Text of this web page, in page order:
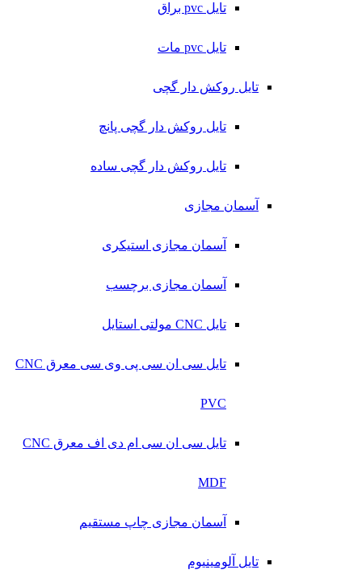
تایل pvc براق
تایل pvc مات
تایل روکش دار گچی
تایل روکش دار گچی پانچ
تایل روکش دار گچی ساده
آسمان مجازی
آسمان مجازی استیکری
آسمان مجازی برچسب
تایل CNC مولتی استایل
تایل سی ان سی پی وی سی معرق CNC
PVC
تایل سی ان سی ام دی اف معرق CNC
MDF
آسمان مجازی چاپ مستقیم
تایل آلومینیوم